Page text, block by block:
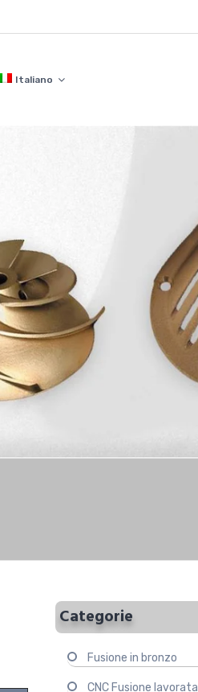
Italiano
Categorie
Fusione in bronzo
CNC Fusione lavorata